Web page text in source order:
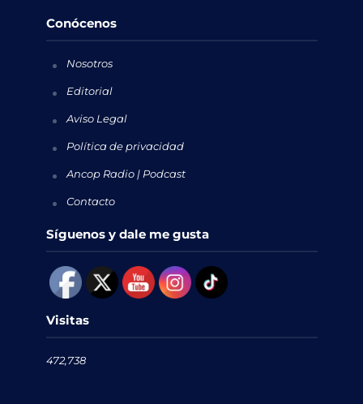
Conócenos
Nosotros
Editorial
Aviso Legal
Política de privacidad
Ancop Radio | Podcast
Contacto
Síguenos y dale me gusta
Visitas
472,738